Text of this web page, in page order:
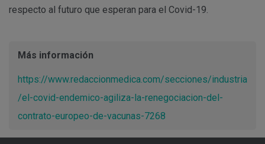
respecto al futuro que esperan para el Covid-19.
Más información
https://www.redaccionmedica.com/secciones/industria
/el-covid-endemico-agiliza-la-renegociacion-del-
contrato-europeo-de-vacunas-7268